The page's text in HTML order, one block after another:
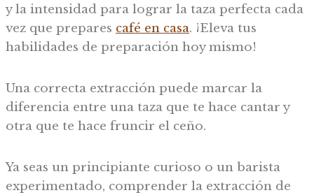
y la intensidad para lograr la taza perfecta cada
vez que prepares café en casa. ¡Eleva tus
habilidades de preparación hoy mismo!
Una correcta extracción puede marcar la
diferencia entre una taza que te hace cantar y
otra que te hace fruncir el ceño.
Ya seas un principiante curioso o un barista
experimentado, comprender la extracción de